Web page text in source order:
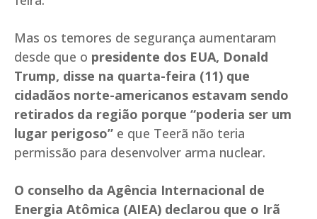
Mas os temores de segurança aumentaram
desde que o presidente dos EUA, Donald
Trump, disse na quarta-feira (11) que
cidadãos norte-americanos estavam sendo
retirados da região porque “poderia ser um
lugar perigoso” e que Teerã não teria
permissão para desenvolver arma nuclear.
O conselho da Agência Internacional de
Energia Atômica (AIEA) declarou que o Irã